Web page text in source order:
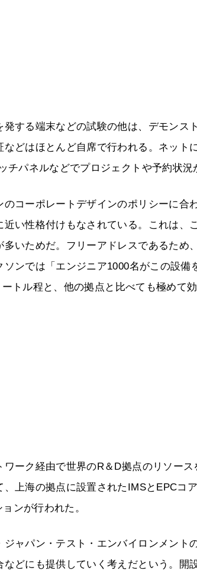
する端末などの試験の他は、デモンス
どはほとんど自席で行われる。ネット
チパネルなどでプロジェクトや予約状況
コーポレートデザインのポリシーに合
い性格付けもなされている。これは、
いためだ。フリーアドレスであるため
ソンでは「エンジニア1000名がこの設
トル程と、他の拠点と比べても極めて
ワーク経由で世界のR＆D拠点のリソー
上海の拠点に設置されたIMSとEPCコ
ンが行われた。
ャパン・テスト・エンバイロンメント
どにも提供していく考えだという。開